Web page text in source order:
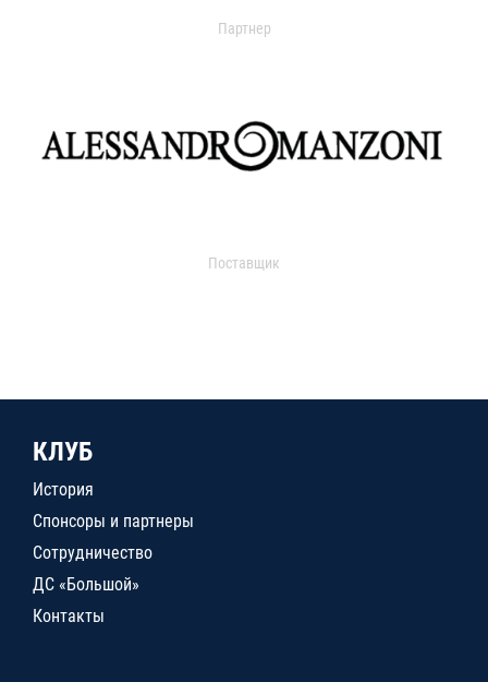
Партнер
Поставщик
КЛУБ
История
Спонсоры и партнеры
Сотрудничество
ДС «Большой»
Контакты